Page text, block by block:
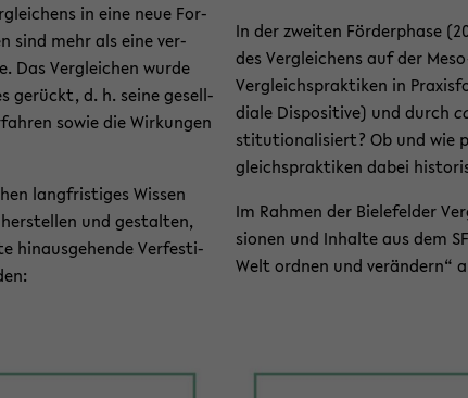
in eine neue For­
sind mehr als eine ver­
Das Ver­glei­chen wurde
ge­rückt, d. h. seine ge­sell­
sowie die Wir­kun­gen
lang­fris­ti­ges Wis­sen
her­stel­len und ge­stal­ten,
hin­aus­ge­hen­de Ver­fes­ti­
In der zwei­ten För­der­pha­se
des Ver­glei­chens auf der
Ver­gleichs­prak­ti­ken in
dia­le Dis­po­si­ti­ve) und durch
sti­tu­tio­na­li­siert? Ob und wie
gleichs­prak­ti­ken dabei
Im Rah­men der Bie­le­fel­der
sio­nen und In­hal­te aus dem
Welt ord­nen und ver­än­dern“